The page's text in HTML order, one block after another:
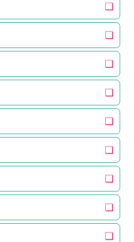
❏
❏
❏
❏
❏
❏
❏
❏
❏